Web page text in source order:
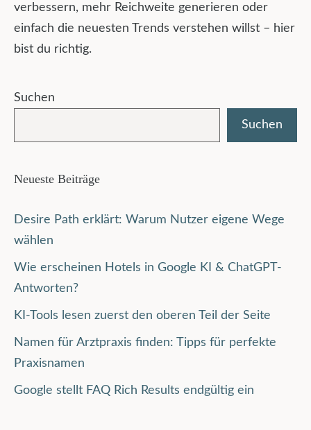
verbessern, mehr Reichweite generieren oder
einfach die neuesten Trends verstehen willst – hier
bist du richtig.
Suchen
Suchen
Neueste Beiträge
Desire Path erklärt: Warum Nutzer eigene Wege
wählen
Wie erscheinen Hotels in Google KI & ChatGPT-
Antworten?
KI-Tools lesen zuerst den oberen Teil der Seite
Namen für Arztpraxis finden: Tipps für perfekte
Praxisnamen
Google stellt FAQ Rich Results endgültig ein